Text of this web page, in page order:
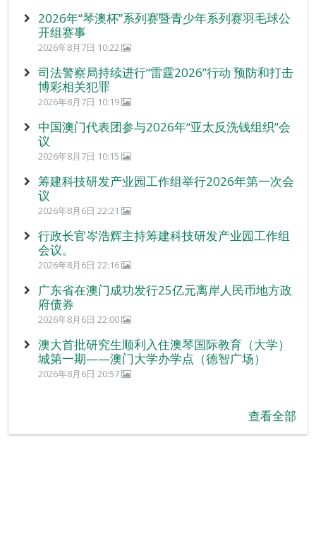
2026年“琴澳杯”系列赛暨青少年系列赛羽毛球公
开组赛事
2026年8月7日 10:22
司法警察局持续进行“雷霆2026”行动 预防和打击
博彩相关犯罪
2026年8月7日 10:19
中国澳门代表团参与2026年“亚太反洗钱组织”会
议
2026年8月7日 10:15
筹建科技研发产业园工作组举行2026年第一次会
议
2026年8月6日 22:21
行政长官岑浩辉主持筹建科技研发产业园工作组
会议。
2026年8月6日 22:16
广东省在澳门成功发行25亿元离岸人民币地方政
府债券
2026年8月6日 22:00
澳大首批研究生顺利入住澳琴国际教育（大学）
城第一期——澳门大学办学点（德智广场）
2026年8月6日 20:57
查看全部